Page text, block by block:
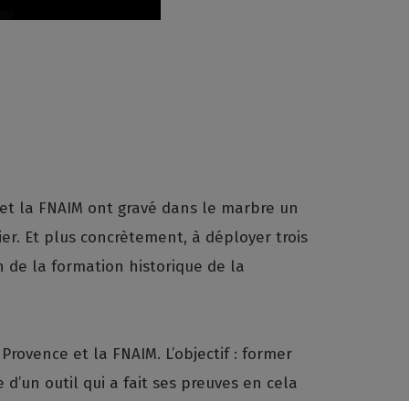
la FNAIM ont gravé dans le marbre un
Et plus concrètement, à déployer trois
de la formation historique de la
et la FNAIM. L’objectif : former
outil qui a fait ses preuves en cela